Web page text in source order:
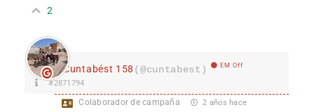
2
Cuntabést 158 (@cuntabest) EM Off
#2871794
Colaborador de campaña 2 años hace